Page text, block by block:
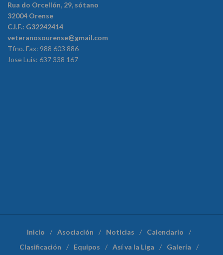
Rua do Orcellón, 29, sótano
32004 Orense
C.I.F.: G32242414
veteranosourense@gmail.com
Tfno. Fax: 988 603 886
Jose Luis: 637 338 167
Inicio Asociación Noticias
Calendario
Clasificación
Equipos Así va la Liga Galería